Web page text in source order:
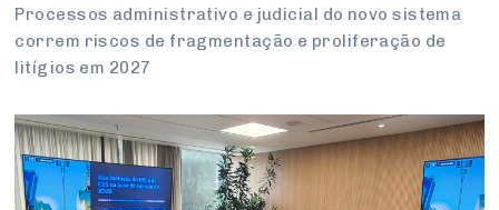
Processos administrativo e judicial do novo sistema
correm riscos de fragmentação e proliferação de
litígios em 2027